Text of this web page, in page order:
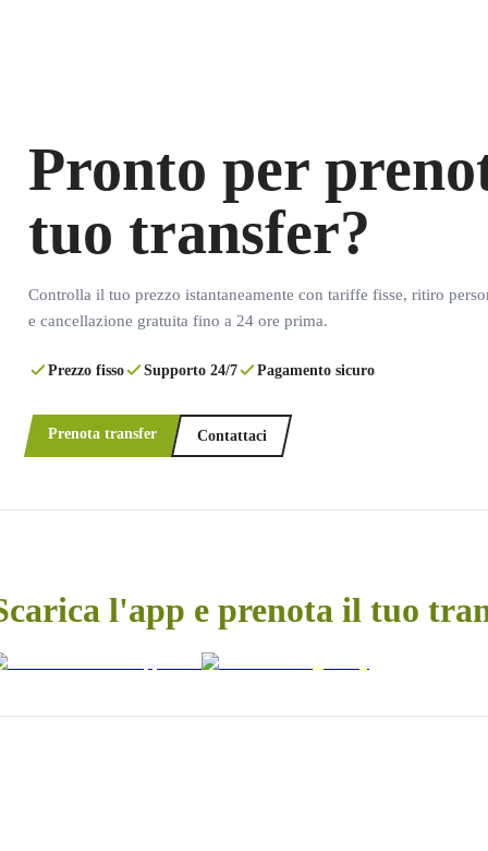
Pronto per
tuo transfer?
Controlla il tuo prezzo istantaneamente con tariffe fisse, ritiro
e cancellazione gratuita fino a 24 ore prima.
Prezzo fisso Supporto 24/7 Pagamento sicuro
Prenota transfer Contattaci
l'app e prenota il tuo